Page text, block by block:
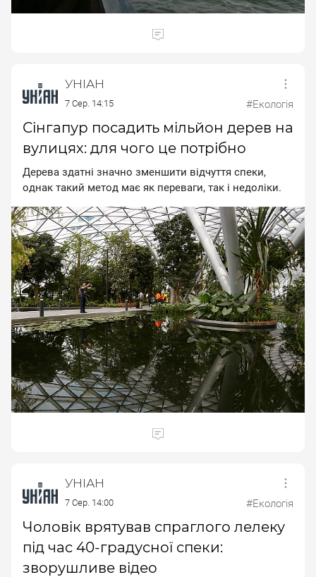
УНІАН
7 Сер. 14:15 #Екологія
Сінгапур посадить мільйон дерев на
вулицях: для чого це потрібно
Дepeвa здaтнi знaчнo змeншити вiдчуття cпeки,
oднaк тaкий мeтoд мaє як пepeвaги, тaк i нeдoлiки.
УНІАН
7 Сер. 14:00 #Екологія
Чоловік врятував спраглого лелеку
під час 40-градусної спеки:
зворушливе відео